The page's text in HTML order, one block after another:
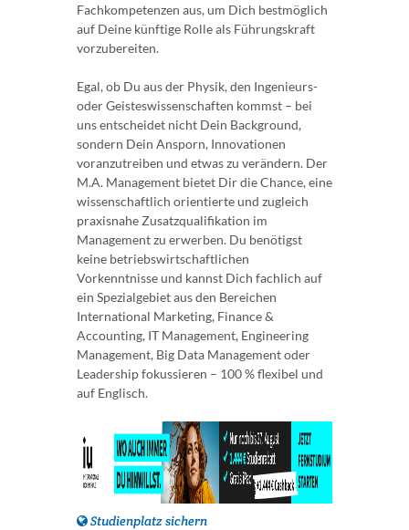
Fachkompetenzen aus, um Dich bestmöglich
auf Deine künftige Rolle als Führungskraft
vorzubereiten.
Egal, ob Du aus der Physik, den Ingenieurs-
oder Geisteswissenschaften kommst – bei
uns entscheidet nicht Dein Background,
sondern Dein Ansporn, Innovationen
voranzutreiben und etwas zu verändern. Der
M.A. Management bietet Dir die Chance, eine
wissenschaftlich orientierte und zugleich
praxisnahe Zusatzqualifikation im
Management zu erwerben. Du benötigst
keine betriebswirtschaftlichen
Vorkenntnisse und kannst Dich fachlich auf
ein Spezialgebiet aus den Bereichen
International Marketing, Finance &
Accounting, IT Management, Engineering
Management, Big Data Management oder
Leadership fokussieren – 100 % flexibel und
auf Englisch.
Studienplatz sichern